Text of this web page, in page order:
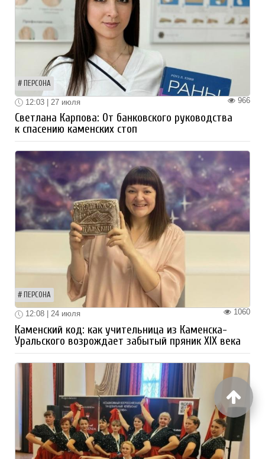
ПЕРСОНА
966
12:03 | 27 июля
Светлана Карпова: От банковского руководства
к спасению каменских стоп
ПЕРСОНА
1060
12:08 | 24 июля
Каменский код: как учительница из Каменска-
Уральского возрождает забытый пряник XIX века